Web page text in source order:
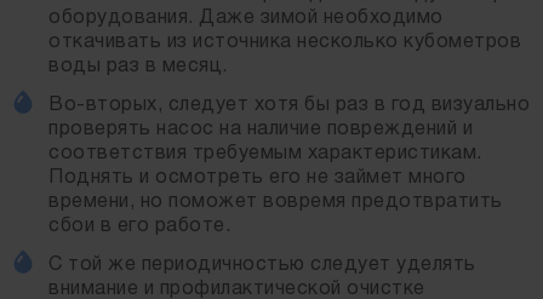
работоспособности оборудования.
Не забывайте, что качественно выполненное работ
и соблюдение правил использования позволят вам
увеличить время службы песчаной скважины на
максимально возможный срок!
оборудования. Даже зимой необходимо
откачивать из источника несколько кубометров
воды раз в месяц.
Во-вторых, следует хотя бы раз в год визуально
проверять насос на наличие повреждений и
соответствия требуемым характеристикам.
Поднять и осмотреть его не займет много
времени, но поможет вовремя предотвратить
сбои в его работе.
С той же периодичностью следует уделять
внимание и профилактической очистке